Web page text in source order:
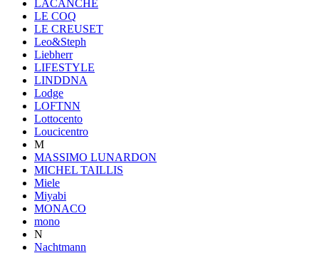
LACANCHE
LE COQ
LE CREUSET
Leo&Steph
Liebherr
LIFESTYLE
LINDDNA
Lodge
LOFTNN
Lottocento
Loucicentro
M
MASSIMO LUNARDON
MICHEL TAILLIS
Miele
Miyabi
MONACO
mono
N
Nachtmann